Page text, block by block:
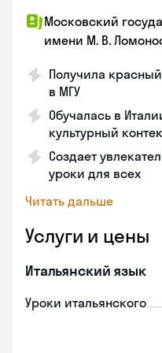
Московский
имени М. В.
Получила
в МГУ
Обучалась в
культурный
Создает
уроки для всех
Читать дальше
Услуги и цены
Итальянский язык
Уроки итальянского